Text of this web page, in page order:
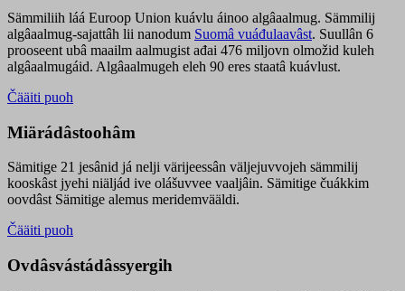
Sämmiliih láá Euroop Union kuávlu áinoo algâaalmug. Sämmilij
algâaalmug-sajattâh lii nanodum Suomâ vuáđulaavâst. Suullân 6
prooseent ubâ maailm aalmugist ađai 476 miljovn olmožid kuleh
algâaalmugáid. Algâaalmugeh eleh 90 eres staatâ kuávlust.
Čääiti puoh
Miärádâstoohâm
Sämitige 21 jesânid já nelji värijeessân väljejuvvojeh sämmilij
kooskâst jyehi niäljád ive olášuvvee vaaljâin. Sämitige čuákkim
oovdâst Sämitige alemus meridemvääldi.
Čääiti puoh
Ovdâsvástádâssyergih